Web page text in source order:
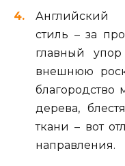
Английский
стиль – за
главный
внешнюю
благородство
дерева,
ткани – вот
направления.